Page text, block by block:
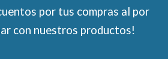
por tus compras al por
con nuestros productos!